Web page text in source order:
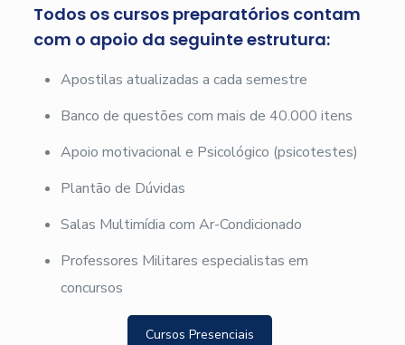
Todos os cursos preparatórios contam
com o apoio da seguinte estrutura:
Apostilas atualizadas a cada semestre
Banco de questões com mais de 40.000 itens
Apoio motivacional e Psicológico (psicotestes)
Plantão de Dúvidas
Salas Multimídia com Ar-Condicionado
Professores Militares especialistas em
concursos
Cursos Presenciais